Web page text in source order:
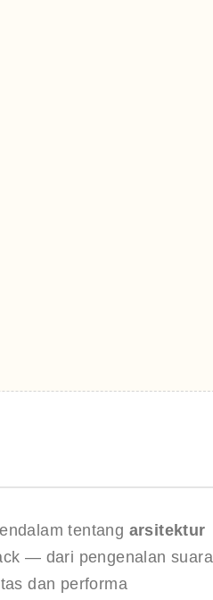
tentang arsitektur
— dari pengenalan suara
dan performa